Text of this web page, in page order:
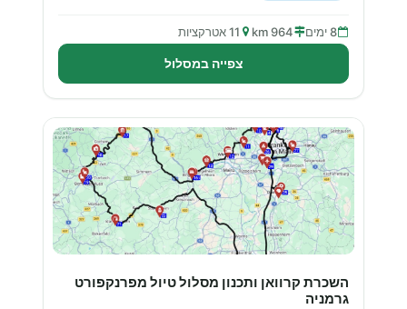
8 ימים 964 km 11 אטרקציות
צפייה במסלול
השכרת קרוואן ותכנון מסלול טיול מפרנקפורט
גרמניה